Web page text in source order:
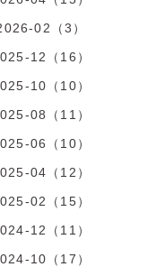
02（3）
12（16）
10（10）
08（11）
06（10）
04（12）
02（15）
12（11）
10（17）